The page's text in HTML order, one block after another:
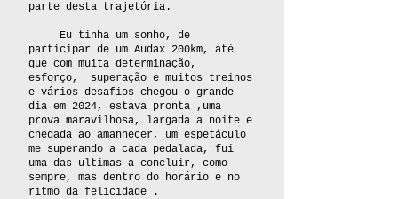
parte desta trajetória.
Eu tinha um sonho, de
participar de um Audax 200km, até
que com muita determinação,
esforço, superação e muitos treinos
e vários desafios chegou o grande
dia em 2024, estava pronta ,uma
prova maravilhosa, largada a noite e
chegada ao amanhecer, um espetáculo
me superando a cada pedalada, fui
uma das ultimas a concluir, como
sempre, mas dentro do horário e no
ritmo da felicidade .